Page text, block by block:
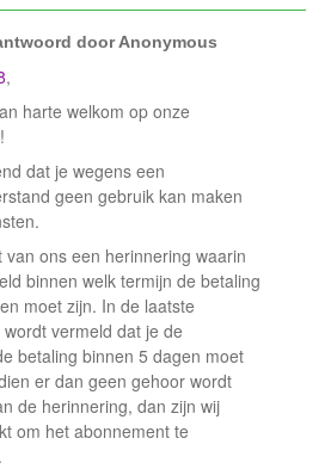
doorAnonymous
,
harte welkom op onze
dat je wegens een
geen gebruik kan maken
van ons een herinnering waarin
binnen welk termijn de betaling
moet zijn. In de laatste
vermeld dat je de
betaling binnen 5 dagen moet
er dan geen gehoor wordt
de herinnering, dan zijn wij
om het abonnement te